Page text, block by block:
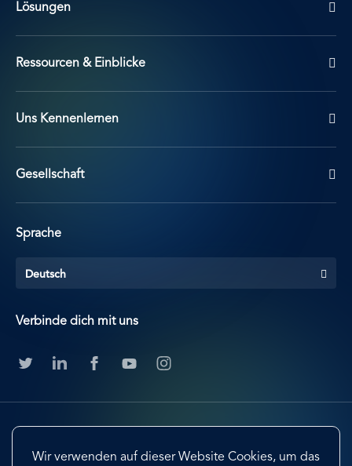
Wir verwenden auf dieser Website Cookies, um das
Lösungen
Ressourcen & Einblicke
Uns Kennenlernen
Gesellschaft
Sprache
Deutsch
Verbinde dich mit uns